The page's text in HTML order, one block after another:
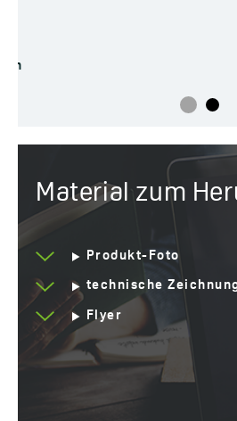
Material zum
Produkt-Foto
technische
Flyer